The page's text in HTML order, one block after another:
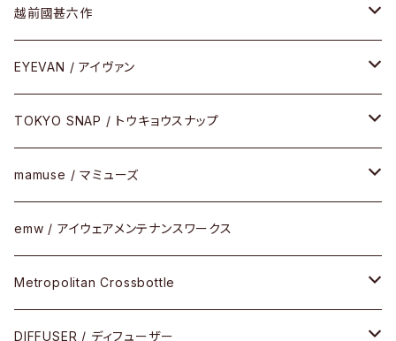
ケア用品
Frogskins(フロッグスキン )
Latch(ラッチ)
その他
修理
小物
サングラス
その他
メガネフレーム
サングラス
その他
越前國甚六作
セルフレーム
メタルフレーム
コンビフレーム
EYEVAN / アイヴァン
メガネ
サングラス
その他
TOKYO SNAP / トウキョウスナップ
セルフレーム
メタルフレーム
コンビネーション
mamuse / マミューズ
セル
メタル
コンビ
emw / アイウェアメンテナンスワークス
Metropolitan Crossbottle
30cm×30cm
DIFFUSER / ディフューザー